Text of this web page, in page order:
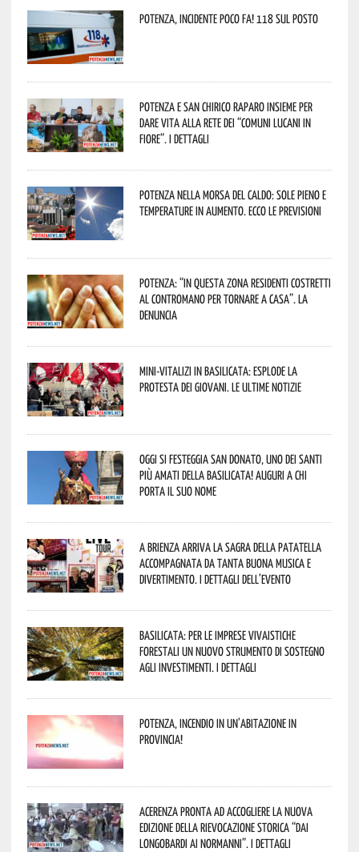
Potenza, incidente poco fa! 118 sul posto
Potenza e San Chirico Raparo insieme per
dare vita alla rete dei “Comuni Lucani in
Fiore”. I dettagli
Potenza nella morsa del caldo: sole pieno e
temperature in aumento. Ecco le previsioni
Potenza: “In questa zona residenti costretti
al contromano per tornare a casa”. La
denuncia
Mini-vitalizi in Basilicata: esplode la
protesta dei giovani. Le ultime notizie
Oggi si festeggia San Donato, uno dei Santi
più amati della Basilicata! Auguri a chi
porta il suo nome
A Brienza arriva la Sagra della Patatella
accompagnata da tanta buona musica e
divertimento. I dettagli dell’evento
Basilicata: per le imprese vivaistiche
forestali un nuovo strumento di sostegno
agli investimenti. I dettagli
Potenza, incendio in un’abitazione in
provincia!
Acerenza pronta ad accogliere la nuova
edizione della rievocazione storica “Dai
Longobardi ai Normanni”. I dettagli